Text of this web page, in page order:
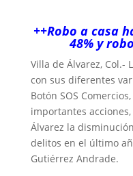
++Robo a casa
48% y
Villa de Álvarez, Col.-
con sus diferentes
Botón SOS
importantes
Álvarez la
delitos en el último
Gutiérrez Andrade.